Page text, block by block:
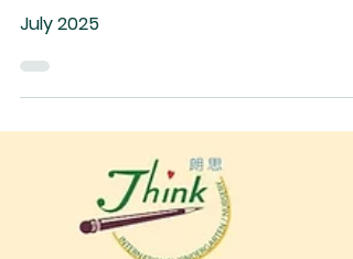
2025
July 2025